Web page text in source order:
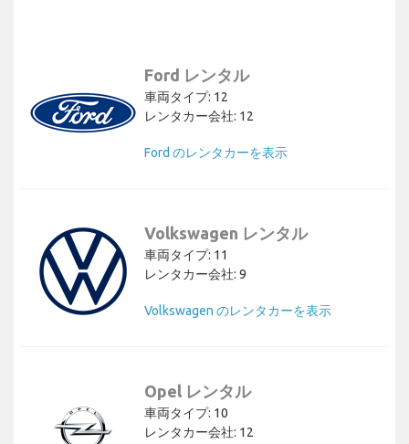
Ford レンタル
車両タイプ: 12
レンタカー会社: 12
Ford のレンタカーを表示
Volkswagen レンタル
車両タイプ: 11
レンタカー会社: 9
Volkswagen のレンタカーを表示
Opel レンタル
車両タイプ: 10
レンタカー会社: 12